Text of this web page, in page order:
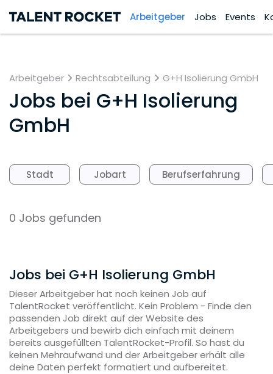
Arbeitgeber Jobs Events
Arbeitgeber Rechtsabteilung G+H Isolierung GmbH
Jobs bei G+H Isolierung
GmbH
Stadt Jobart Berufserfahrung
0 Jobs gefunden
Jobs bei G+H Isolierung GmbH
Dieser Arbeitgeber hat noch keinen Job auf
TalentRocket veröffentlicht. Kein Problem - Finde den
passenden Job direkt auf der Website des
Arbeitgebers und bewirb dich einfach mit deinem
bereits ausgefüllten TalentRocket-Profil. So hast du
keinen Mehraufwand und der Arbeitgeber erhält alle
deine Daten perfekt formatiert und aufbereitet.